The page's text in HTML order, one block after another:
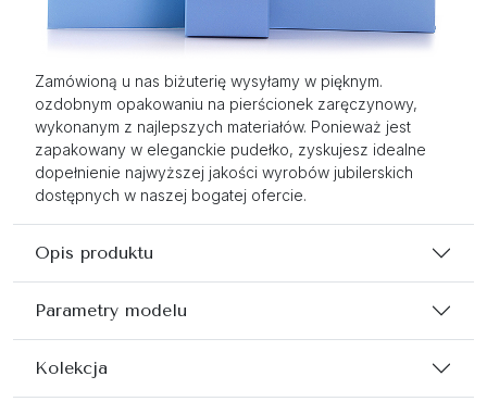
Zamówioną u nas biżuterię wysyłamy w pięknym.
ozdobnym opakowaniu na pierścionek zaręczynowy,
wykonanym z najlepszych materiałów. Ponieważ jest
zapakowany w eleganckie pudełko, zyskujesz idealne
dopełnienie najwyższej jakości wyrobów jubilerskich
dostępnych w naszej bogatej ofercie.
Opis produktu
Parametry modelu
Kolekcja